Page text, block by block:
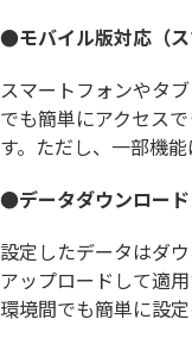
●モバイル版対応（ス
スマートフォンやタ
でも簡単にアクセス
す。ただし、一部機
●データダウンロー
設定したデータはダ
アップロードして適
環境間でも簡単に設定